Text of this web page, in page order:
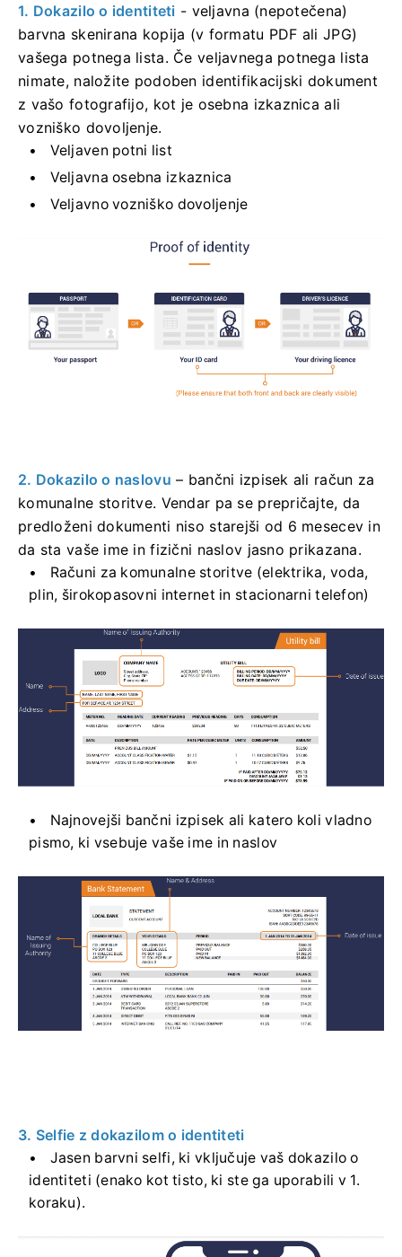
1. Dokazilo o identiteti - veljavna (nepotečena)
barvna skenirana kopija (v formatu PDF ali JPG)
vašega potnega lista. Če veljavnega potnega lista
nimate, naložite podoben identifikacijski dokument
z vašo fotografijo, kot je osebna izkaznica ali
vozniško dovoljenje.
Veljaven potni list
Veljavna osebna izkaznica
Veljavno vozniško dovoljenje
2. Dokazilo o naslovu – bančni izpisek ali račun za
komunalne storitve. Vendar pa se prepričajte, da
predloženi dokumenti niso starejši od 6 mesecev in
da sta vaše ime in fizični naslov jasno prikazana.
Računi za komunalne storitve (elektrika, voda,
plin, širokopasovni internet in stacionarni telefon)
Najnovejši bančni izpisek ali katero koli vladno
pismo, ki vsebuje vaše ime in naslov
3. Selfie z dokazilom o identiteti
Jasen barvni selfi, ki vključuje vaš dokazilo o
identiteti (enako kot tisto, ki ste ga uporabili v 1.
koraku).